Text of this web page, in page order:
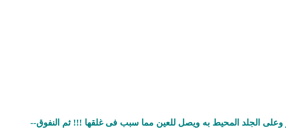
وعلى الجلد المحيط به ويصل للعين مما سبب فى غلقها !!! ثم النفوق--